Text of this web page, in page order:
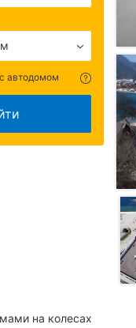
автодомом
на колесах